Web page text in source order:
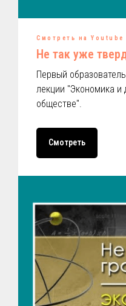
Смотреть на Youtube
Не так уже
Первый
лекции "Экономика и
обществе".
Смотреть